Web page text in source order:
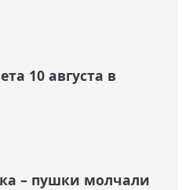
10 августа в
– пушки молчали